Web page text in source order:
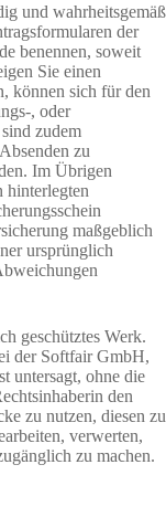
und wahrheitsgemäß
der
benennen, soweit
Sie einen
können sich für den
, oder
zudem
zu
Im Übrigen
hinterlegten
maßgeblich
ursprünglich
geschütztes Werk.
der Softfair GmbH,
untersagt, ohne die
den
zu nutzen, diesen zu
verwerten,
zu machen.